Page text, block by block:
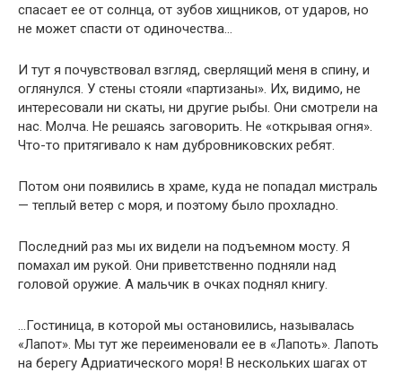
спасает ее от солнца, от зубов хищников, от ударов, но
не может спасти от одиночества…
И тут я почувствовал взгляд, сверлящий меня в спину, и
оглянулся. У стены стояли «партизаны». Их, видимо, не
интересовали ни скаты, ни другие рыбы. Они смотрели на
нас. Молча. Не решаясь заговорить. Не «открывая огня».
Что-то притягивало к нам дубровниковских ребят.
Потом они появились в храме, куда не попадал мистраль
— теплый ветер с моря, и поэтому было прохладно.
Последний раз мы их видели на подъемном мосту. Я
помахал им рукой. Они приветственно подняли над
головой оружие. А мальчик в очках поднял книгу.
…Гостиница, в которой мы остановились, называлась
«Лапот». Мы тут же переименовали ее в «Лапоть». Лапоть
на берегу Адриатического моря! В нескольких шагах от